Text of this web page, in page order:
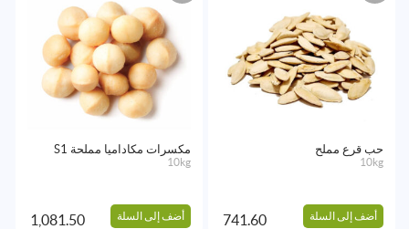
حب قرع مملح
10kg
أضف إلى السلة 741.60
مكسرات مكاداميا مملحة S1
10kg
أضف إلى السلة 1,081.50